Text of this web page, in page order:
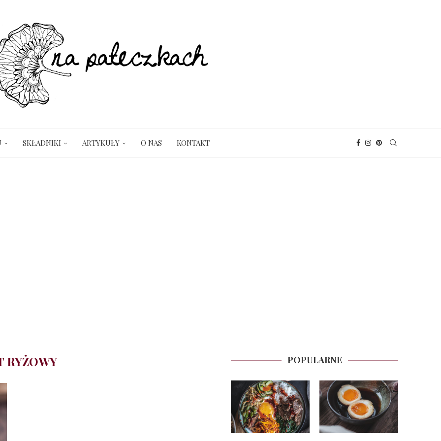
SKŁADNIKI ARTYKUŁY O NAS KONTAKT
RYŻOWY POPULARNE